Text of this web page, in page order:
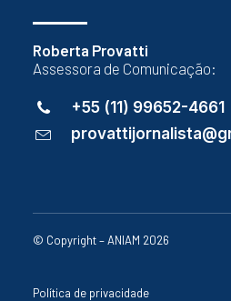
Roberta Provatti
Assessora de Comunicação:
+55 (11) 99652-4661
© Copyright – ANIAM 2026
Política de privacidade